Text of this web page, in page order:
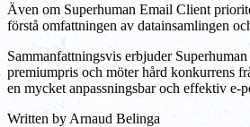
Även om Superhuman Email Client
förstå omfattningen av datainsamlingen
Sammanfattningsvis erbjuder
premiumpris och möter hård konkurrens
en mycket anpassningsbar och effektiv e-
Written by Arnaud Belinga